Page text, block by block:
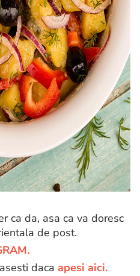
ca da, asa ca va doresc
de post.
daca apesi aici.